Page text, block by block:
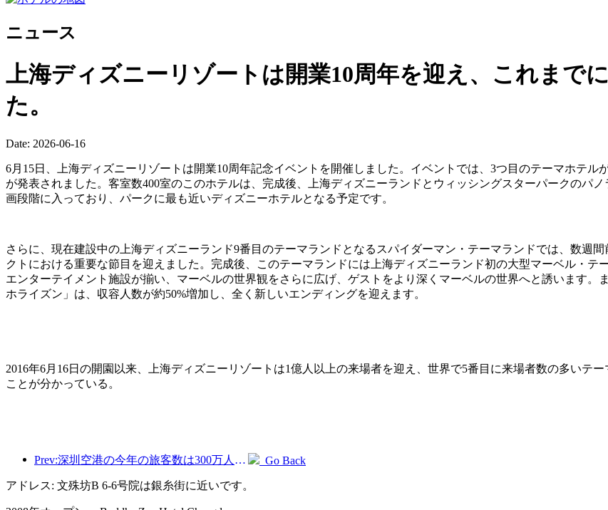
ニュース
上海ディズニーリゾートは開業10周年を迎え、これまで
た。
Date: 2026-06-16
6月15日、上海ディズニーリゾートは開業10周年記念イベントを開催しました。イベントでは、3つ目のテーマホテ
が発表されました。客室数400室のこのホテルは、完成後、上海ディズニーランドとウィッシングスターパークのパ
画段階に入っており、パークに最も近いディズニーホテルとなる予定です。
さらに、現在建設中の上海ディズニーランド9番目のテーマランドとなるスパイダーマン・テーマランドでは、数週
クトにおける重要な節目を迎えました。完成後、このテーマランドには上海ディズニーランド初の大型マーベル・テ
エンターテイメント施設が揃い、マーベルの世界観をさらに広げ、ゲストをより深くマーベルの世界へと誘います。
ホライズン」は、収容人数が約50%増加し、全く新しいエンディングを迎えます。
2016年6月16日の開園以来、上海ディズニーリゾートは1億人以上の来場者を迎え、世界で5番目に来場者数の多いテ
ことが分かっている。
Prev:深圳空港の今年の旅客数は300万人を超え、同期間の新記録を樹立した。 Go Back
アドレス: 文殊坊B 6-6号院は銀糸街に近いです。